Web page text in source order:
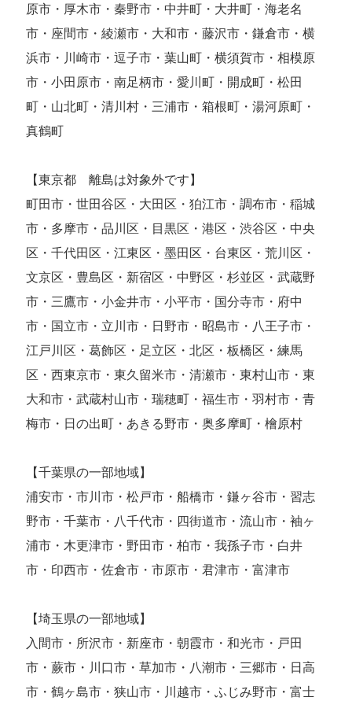
原市・厚木市・秦野市・中井町・大井町・海老名
市・座間市・綾瀬市・大和市・藤沢市・鎌倉市・横
浜市・川崎市・逗子市・葉山町・横須賀市・相模原
市・小田原市・南足柄市・愛川町・開成町・松田
町・山北町・清川村・三浦市・箱根町・湯河原町・
真鶴町
【東京都 離島は対象外です】
町田市・世田谷区・大田区・狛江市・調布市・稲城
市・多摩市・品川区・目黒区・港区・渋谷区・中央
区・千代田区・江東区・墨田区・台東区・荒川区・
文京区・豊島区・新宿区・中野区・杉並区・武蔵野
市・三鷹市・小金井市・小平市・国分寺市・府中
市・国立市・立川市・日野市・昭島市・八王子市・
江戸川区・葛飾区・足立区・北区・板橋区・練馬
区・西東京市・東久留米市・清瀬市・東村山市・東
大和市・武蔵村山市・瑞穂町・福生市・羽村市・青
梅市・日の出町・あきる野市・奥多摩町・檜原村
【千葉県の一部地域】
浦安市・市川市・松戸市・船橋市・鎌ヶ谷市・習志
野市・千葉市・八千代市・四街道市・流山市・袖ヶ
浦市・木更津市・野田市・柏市・我孫子市・白井
市・印西市・佐倉市・市原市・君津市・富津市
【埼玉県の一部地域】
入間市・所沢市・新座市・朝霞市・和光市・戸田
市・蕨市・川口市・草加市・八潮市・三郷市・日高
市・鶴ヶ島市・狭山市・川越市・ふじみ野市・富士